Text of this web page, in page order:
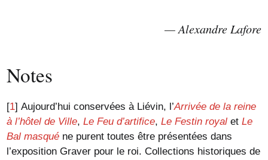
Alexandre Lafore
Notes
[1]Aujourd’hui conservées à Liévin, l’Arrivée de la reine
à l’hôtel de Ville,Le Feu d’artifice,Le Festin royal etLe
Bal masqué ne purent toutes être présentées dans
l’exposition Graver pour le roi. Collections historiques de